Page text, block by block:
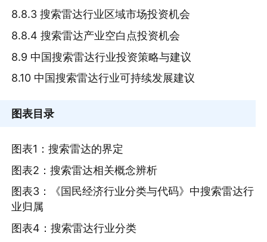
8.8.3 搜索雷达行业区域市场投资机会
8.8.4 搜索雷达产业空白点投资机会
8.9 中国搜索雷达行业投资策略与建议
8.10 中国搜索雷达行业可持续发展建议
图表目录
图表1：搜索雷达的界定
图表2：搜索雷达相关概念辨析
图表3：《国民经济行业分类与代码》中搜索雷达行
业归属
图表4：搜索雷达行业分类